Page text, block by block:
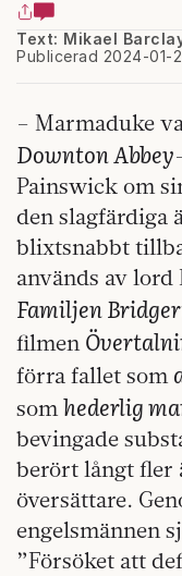
Text: Mikael
Publicerad 2024-01-
– Marmaduke
Downton Abbey
Painswick om
den slagfärdiga
blixtsnabbt
används av
Familjen
filmen
förra fallet som
somhederlig
bevingade
berört långt fler
översättare.
engelsmännen
”Försöket att